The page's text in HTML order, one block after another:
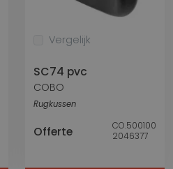
Vergelijk
SC74 pvc
COBO
Rugkussen
Offerte
CO.500100
2046377